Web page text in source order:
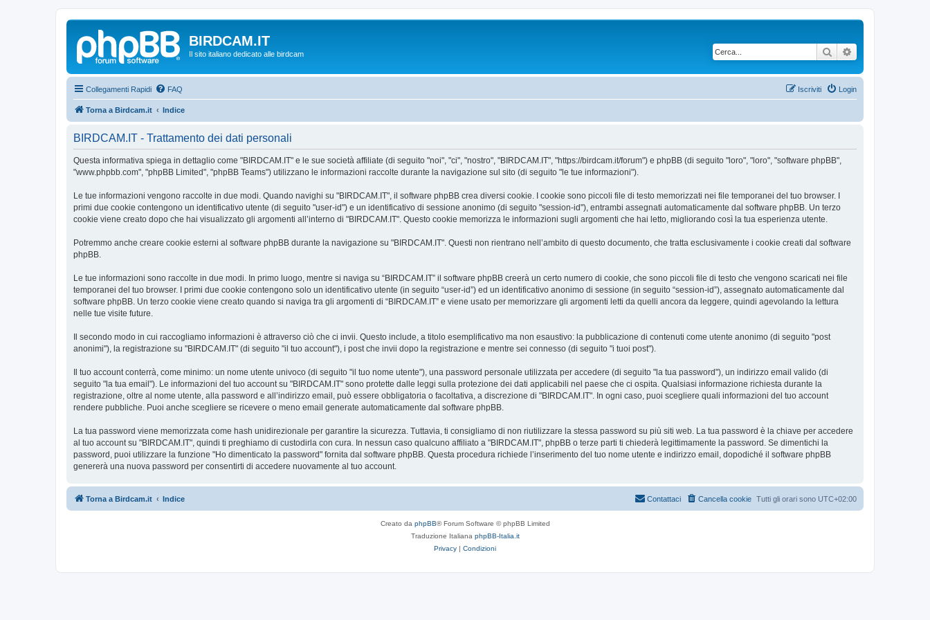
BIRDCAM.IT
Il sito italiano dedicato alle birdcam Cerca
Collegamenti Rapidi FAQ Login
Iscriviti
Torna a Birdcam.it Indice
BIRDCAM.IT - Trattamento dei dati personali
Questa informativa spiega in dettaglio come "BIRDCAM.IT" e le sue società affiliate (di seguito "noi", "ci", "nostro", "BIRDCAM.IT", "https://birdcam.it/forum") e phpBB (di seguito "loro", "loro", "software phpBB",
"www.phpbb.com", "phpBB Limited", "phpBB Teams") utilizzano le informazioni raccolte durante la navigazione sul sito (di seguito "le tue informazioni").
Le tue informazioni vengono raccolte in due modi. Quando navighi su "BIRDCAM.IT", il software phpBB crea diversi cookie. I cookie sono piccoli file di testo memorizzati nei file temporanei del tuo browser. I
primi due cookie contengono un identificativo utente (di seguito "user-id") e un identificativo di sessione anonimo (di seguito "session-id"), entrambi assegnati automaticamente dal software phpBB. Un terzo
cookie viene creato dopo che hai visualizzato gli argomenti all’interno di "BIRDCAM.IT". Questo cookie memorizza le informazioni sugli argomenti che hai letto, migliorando così la tua esperienza utente.
Potremmo anche creare cookie esterni al software phpBB durante la navigazione su "BIRDCAM.IT". Questi non rientrano nell’ambito di questo documento, che tratta esclusivamente i cookie creati dal software
phpBB.
Le tue informazioni sono raccolte in due modi. In primo luogo, mentre si naviga su “BIRDCAM.IT” il software phpBB creerà un certo numero di cookie, che sono piccoli file di testo che vengono scaricati nei file
temporanei del tuo browser. I primi due cookie contengono solo un identificativo utente (in seguito “user-id”) ed un identificativo anonimo di sessione (in seguito “session-id”), assegnato automaticamente dal
software phpBB. Un terzo cookie viene creato quando si naviga tra gli argomenti di “BIRDCAM.IT” e viene usato per memorizzare gli argomenti letti da quelli ancora da leggere, quindi agevolando la lettura
nelle tue visite future.
Il secondo modo in cui raccogliamo informazioni è attraverso ciò che ci invii. Questo include, a titolo esemplificativo ma non esaustivo: la pubblicazione di contenuti come utente anonimo (di seguito "post
anonimi"), la registrazione su "BIRDCAM.IT" (di seguito "il tuo account"), i post che invii dopo la registrazione e mentre sei connesso (di seguito "i tuoi post").
Il tuo account conterrà, come minimo: un nome utente univoco (di seguito "il tuo nome utente"), una password personale utilizzata per accedere (di seguito "la tua password"), un indirizzo email valido (di
seguito "la tua email"). Le informazioni del tuo account su "BIRDCAM.IT" sono protette dalle leggi sulla protezione dei dati applicabili nel paese che ci ospita. Qualsiasi informazione richiesta durante la
registrazione, oltre al nome utente, alla password e all’indirizzo email, può essere obbligatoria o facoltativa, a discrezione di "BIRDCAM.IT". In ogni caso, puoi scegliere quali informazioni del tuo account
rendere pubbliche. Puoi anche scegliere se ricevere o meno email generate automaticamente dal software phpBB.
La tua password viene memorizzata come hash unidirezionale per garantire la sicurezza. Tuttavia, ti consigliamo di non riutilizzare la stessa password su più siti web. La tua password è la chiave per accedere
al tuo account su "BIRDCAM.IT", quindi ti preghiamo di custodirla con cura. In nessun caso qualcuno affiliato a "BIRDCAM.IT", phpBB o terze parti ti chiederà legittimamente la password. Se dimentichi la
password, puoi utilizzare la funzione "Ho dimenticato la password" fornita dal software phpBB. Questa procedura richiede l’inserimento del tuo nome utente e indirizzo email, dopodiché il software phpBB
genererà una nuova password per consentirti di accedere nuovamente al tuo account.
Torna a Birdcam.it Indice Tutti gli orari sono UTC+02:00
Cancella cookie
Contattaci
Creato da phpBB® Forum Software © phpBB Limited
Traduzione Italiana phpBB-Italia.it
Privacy | Condizioni